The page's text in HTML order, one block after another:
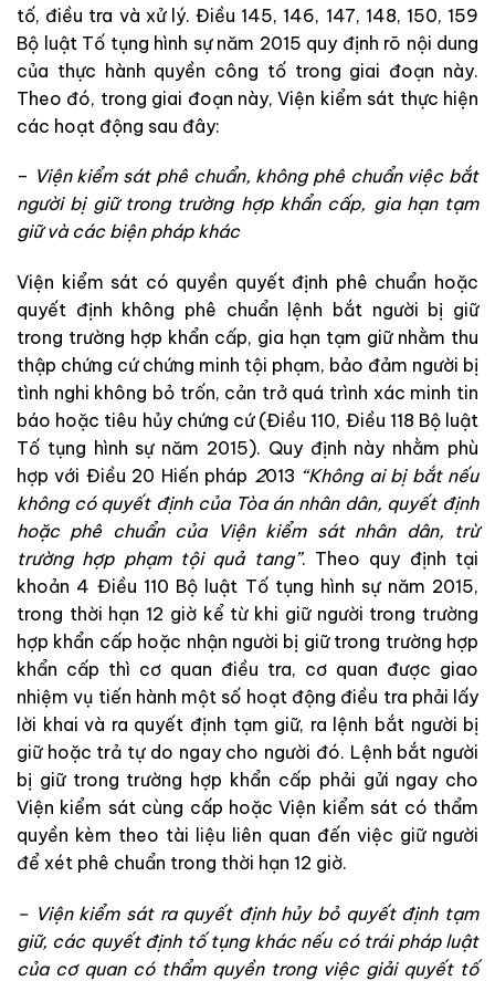
tố, điều tra và xử lý.Điều145,146, 147, 148, 150,159
Bộ luật Tố tụng hình sự năm 2015 quy định rõ nội dung
của thực hành quyền công tố trong giai đoạn này.
Theo đó, trong giai đoạn này,Viện kiểm sát thực hiện
các hoạt động sau đây:
– Viện kiểm sát phê chuẩn, không phê chuẩn việc bắt
người bị giữ trong trường hợp khẩn cấp, gia hạn tạm
giữvàcác biện pháp khác
Viện kiểm sát có quyền quyết định phê chuẩn hoặc
quyết định không phê chuẩn lệnh bắt người bị giữ
trong trường hợp khẩn cấp, gia hạn tạm giữ nhằm thu
thập chứng cứ chứng minh tội phạm, bảo đảm người bị
tình nghi không bỏ trốn, cản trở quá trình xác minh tin
báo hoặc tiêu hủy chứng cứ (Điều110, Điều 118 Bộ luật
Tố tụng hình sự năm 2015). Quy định này nhằm phù
hợpvới Điều 20 Hiến pháp 2013 “Không ai bị bắt nếu
không có quyết định của Tòa án nhân dân, quyết định
hoặc phê chuẩn của Viện kiểm sát nhân dân, trừ
trường hợp phạm tội quả tang”. Theo quy định tại
khoản 4 Điều 110 Bộ luật Tố tụng hình sự năm 2015,
trong thời hạn12 giờ kể từ khi giữ người trong trường
hợp khẩn cấp hoặc nhận người bị giữ trong trường hợp
khẩn cấp thì cơ quan điều tra, cơ quan được giao
nhiệmvụ tiến hành một số hoạt động điều tra phải lấy
lời khaivà ra quyết định tạm giữ, ra lệnh bắt người bị
giữ hoặc trả tự do ngay cho người đó. Lệnh bắt người
bị giữ trong trường hợp khẩn cấp phải gửi ngay cho
Viện kiểm sát cùng cấp hoặcViện kiểm sát có thẩm
quyền kèm theo tài liệu liên quan đến việc giữ người
để xét phê chuẩn trong thời hạn 12 giờ.
– Viện kiểm sát ra quyết định hủy bỏ quyết định tạm
giữ, các quyết định tốtụng khác nếu có trái pháp luật
của cơ quan có thẩm quyền trong việc giải quyết tố